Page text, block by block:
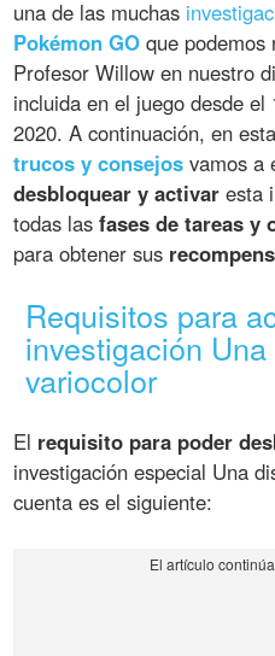
una de las muchas
Pokémon GO que
Profesor Willow en nuestro
incluida en el juego desde
2020. A continuación, en
trucos y consejos vamos a
desbloquear y activar esta
todas lasfases de tareas y
para obtener sus
Requisitos para
investigación
variocolor
El requisito para poder
investigación especial Una
cuenta es el siguiente: